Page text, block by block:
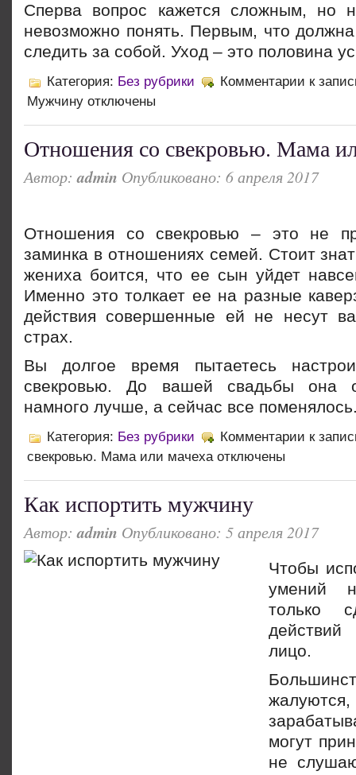
Сперва вопрос кажется сложным, но
невозможно понять. Первым, что
следить за собой. Уход – это половина
Категория: Без рубрики Комментарии к
Мужчину отключены
Отношения со свекровью. Мама
Автор:admin Опубликовано: 6 апреля 2017
Отношения со свекровью – это не
заминка в отношениях семей. Стоит
жениха боится, что ее сын уйдет
Именно это толкает ее на разные
действия совершенные ей не несут
страх.
Вы долгое время пытаетесь
свекровью. До вашей свадьбы она
намного лучше, а сейчас все
Категория: Без рубрики Комментарии к
свекровью. Мама или мачехаотключены
Как испортить мужчину
Автор:admin Опубликовано: 5 апреля 2017
Чтобы
умений
только
лицо.
могут
не